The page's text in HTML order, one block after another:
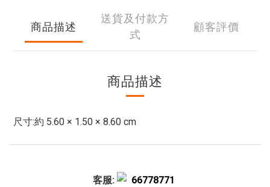
商品描述
送貨及付款方
式
顧客評價
商品描述
尺寸:約 5.60 × 1.50 × 8.60 cm
客服: 66778771